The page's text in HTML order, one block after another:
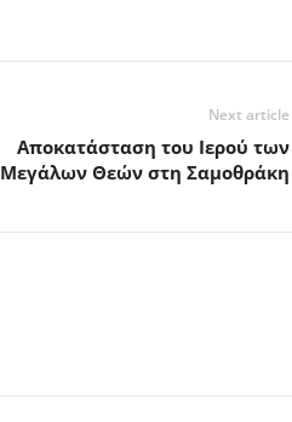
Next article
Αποκατάσταση του Ιερού των
Μεγάλων Θεών στη Σαμοθράκη